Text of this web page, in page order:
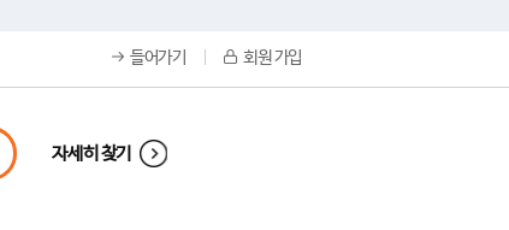
들어가기 회원 가입
자세히 찾기